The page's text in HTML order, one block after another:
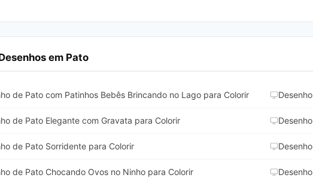
em Pato
de Pato com Patinhos Bebês Brincando no Lago para Colorir
de Pato Elegante com Gravata para Colorir
de Pato Sorridente para Colorir
de Pato Chocando Ovos no Ninho para Colorir